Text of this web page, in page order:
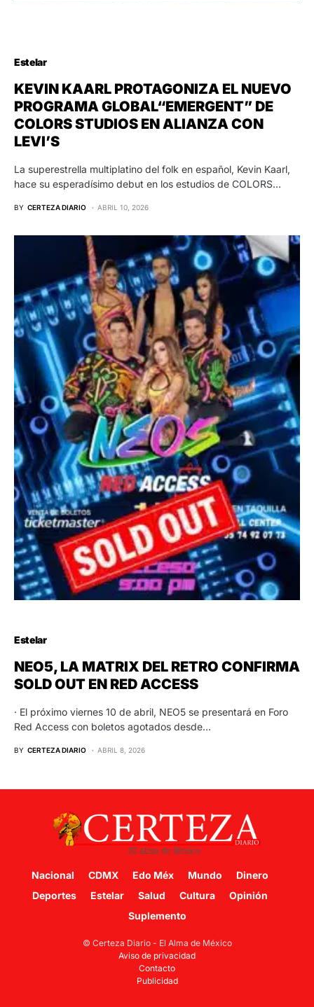
Estelar
KEVIN KAARL PROTAGONIZA EL NUEVO
PROGRAMA GLOBAL“EMERGENT” DE
COLORS STUDIOS EN ALIANZA CON
LEVI’S
La superestrella multiplatino del folk en español, Kevin Kaarl,
hace su esperadísimo debut en los estudios de COLORS…
BY CERTEZA DIARIO ABRIL 10, 2026
Estelar
NEO5, LA MATRIX DEL RETRO CONFIRMA
SOLD OUT EN RED ACCESS
· El próximo viernes 10 de abril, NEO5 se presentará en Foro
Red Access con boletos agotados desde…
BY CERTEZA DIARIO ABRIL 8, 2026
Nacional CDMX Edo Méx Mundo
Dinero
Deportes
Estelar Salud Cultura
Opinión
Suplemento
© Certeza Diario - El Alma de México
Aviso de privacidad
Contacto
Publicidad